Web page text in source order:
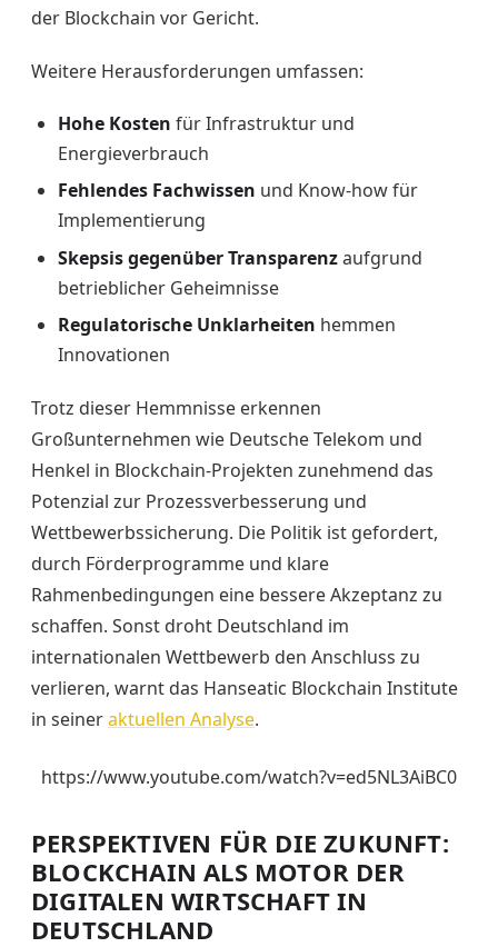
der Blockchain vor Gericht.
Weitere Herausforderungen umfassen:
Hohe Kosten für Infrastruktur und
Energieverbrauch
Fehlendes Fachwissen und Know-how für
Implementierung
Skepsis gegenüber Transparenzaufgrund
betrieblicher Geheimnisse
Regulatorische Unklarheiten hemmen
Innovationen
Trotz dieser Hemmnisse erkennen
Großunternehmen wie Deutsche Telekom und
Henkel in Blockchain-Projekten zunehmend das
Potenzial zur Prozessverbesserung und
Wettbewerbssicherung. Die Politik ist gefordert,
durch Förderprogramme und klare
Rahmenbedingungen eine bessere Akzeptanz zu
schaffen. Sonst droht Deutschland im
internationalen Wettbewerb den Anschluss zu
verlieren, warnt das Hanseatic Blockchain Institute
in seineraktuellen Analyse.
https://www.youtube.com/watch?v=ed5NL3AiBC0
PERSPEKTIVEN FÜR DIE ZUKUNFT:
BLOCKCHAIN ALS MOTOR DER
DIGITALEN WIRTSCHAFT IN
DEUTSCHLAND